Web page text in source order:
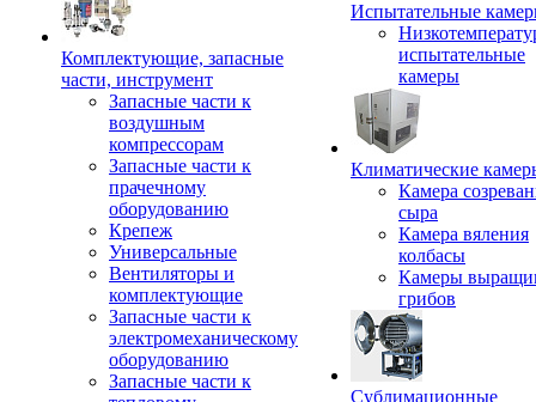
Комплектующие, запасные
части, инструмент
Запасные части к
воздушным
компрессорам
Запасные части к
прачечному
оборудованию
Крепеж
Универсальные
Вентиляторы и
комплектующие
Запасные части к
электромеханическому
оборудованию
Запасные части к
Испытательные
испытательные
камеры
Климатические
Камера
сыра
Камера вяления
колбасы
Камеры
грибов
Сублимационные